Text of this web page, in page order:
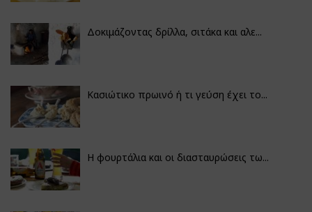
Δοκιμάζοντας δρίλλα, σιτάκα και αλε...
Κασιώτικο πρωινό ή τι γεύση έχει το...
Η φουρτάλια και οι διασταυρώσεις τω...